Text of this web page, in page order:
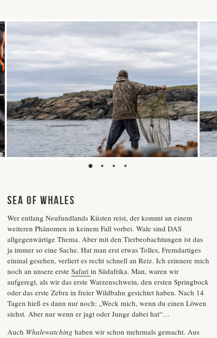
Sea of whales
Wer entlang Neufundlands Küsten reist, der kommt an einem
weiteren Phänomen in keinem Fall vorbei. Wale sind DAS
allgegenwärtige Thema. Aber mit den Tierbeobachtungen ist das
ja immer so eine Sache. Hat man erst etwas Tolles, Fremdartiges
einmal gesehen, verliert es recht schnell an Reiz. Ich erinnere mich
noch an unsere erste Safari in Südafrika. Man, waren wir
aufgeregt, als wir das erste Warzenschwein, den ersten Springbock
oder das erste Zebra in freier Wildbahn gesichtet haben. Nach 14
Tagen hieß es dann nur noch: „Weck mich, wenn du einen Löwen
siehst. Aber nur wenn er jagt oder Junge dabei hat“…
Auch Whalewatching haben wir schon mehrmals gemacht. Aus